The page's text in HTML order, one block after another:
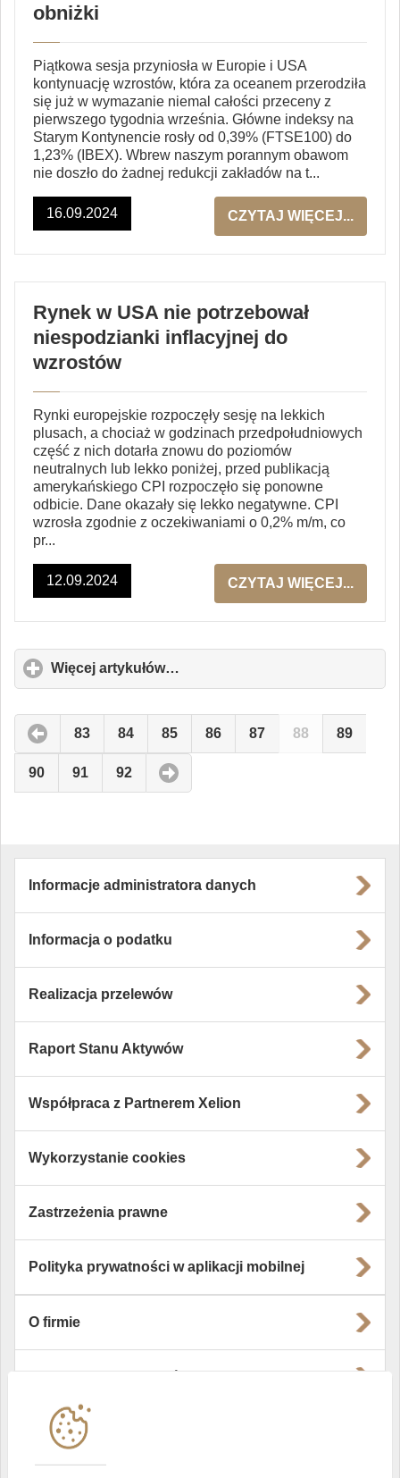
obniżki
Piątkowa sesja przyniosła w Europie i USA
kontynuację wzrostów, która za oceanem przerodziła
się już w wymazanie niemal całości przeceny z
pierwszego tygodnia września. Główne indeksy na
Starym Kontynencie rosły od 0,39% (FTSE100) do
1,23% (IBEX). Wbrew naszym porannym obawom
nie doszło do żadnej redukcji zakładów na t...
16.09.2024 CZYTAJ WIĘCEJ...
Rynek w USA nie potrzebował
niespodzianki inflacyjnej do
wzrostów
Rynki europejskie rozpoczęły sesję na lekkich
plusach, a chociaż w godzinach przedpołudniowych
część z nich dotarła znowu do poziomów
neutralnych lub lekko poniżej, przed publikacją
amerykańskiego CPI rozpoczęło się ponowne
odbicie. Dane okazały się lekko negatywne. CPI
wzrosła zgodnie z oczekiwaniami o 0,2% m/m, co
pr...
12.09.2024 CZYTAJ WIĘCEJ...
Więcej artykułów…
to
83 84 85 86 87 88 89
90 91 92
Informacje administratora danych
Informacja o podatku
Realizacja przelewów
Raport Stanu Aktywów
Współpraca z Partnerem Xelion
Wykorzystanie cookies
Zastrzeżenia prawne
Polityka prywatności w aplikacji mobilnej
O firmie
Instytucje współpracujące